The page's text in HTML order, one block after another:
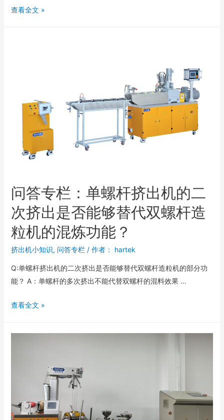
查看全文 »
问答专栏：单螺杆挤出机的二
次挤出是否能够替代双螺杆造
粒机的混炼功能？
挤出机小知识, 问答专栏/ 作者： hartek
Q:单螺杆挤出机的二次挤出是否能够替代双螺杆造粒机的部分功
能？ A：单螺杆的多次挤出不能代替双螺杆的混料效果 …
查看全文 »